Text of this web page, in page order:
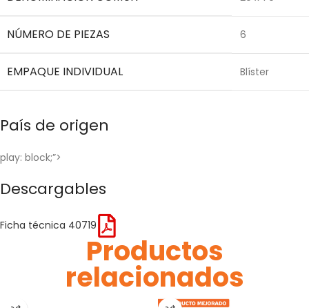
NÚMERO DE PIEZAS 6
EMPAQUE INDIVIDUAL Blíster
País de origen
play: block;”>
Descargables
Ficha técnica 40719
Productos
relacionados